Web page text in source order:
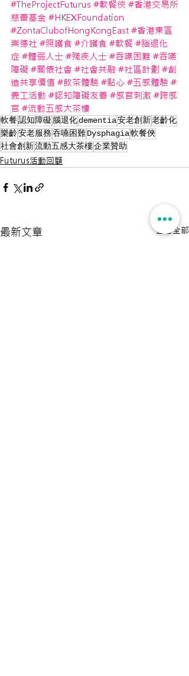
#TheProjectFuturus #軟餐俠 #香港交易所
慈善基金 #HKEXFoundation
#ZontaClubofHongKongEast #香港東區
崇德社 #照護食 #介護食 #軟餐 #腦退化
症 #體弱人士 #殘疾人士 #吞嚥困難 #吞嚥
障礙 #關懷社會 #社會共融 #社區計劃 #創
造共享價值 #飲茶體驗 #點心 #五感體驗 #
義工活動 #認知障礙友善 #感官刺激 #跨感
官 #流動五感大茶樓
軟餐認知障礙腦退化dementia安老創新老齡化
樂齡安老服務吞嚥困難Dysphagia軟餐俠
社會創新流動五感大茶樓企業贊助
Futurus活動回顧
最新文章 查看全部